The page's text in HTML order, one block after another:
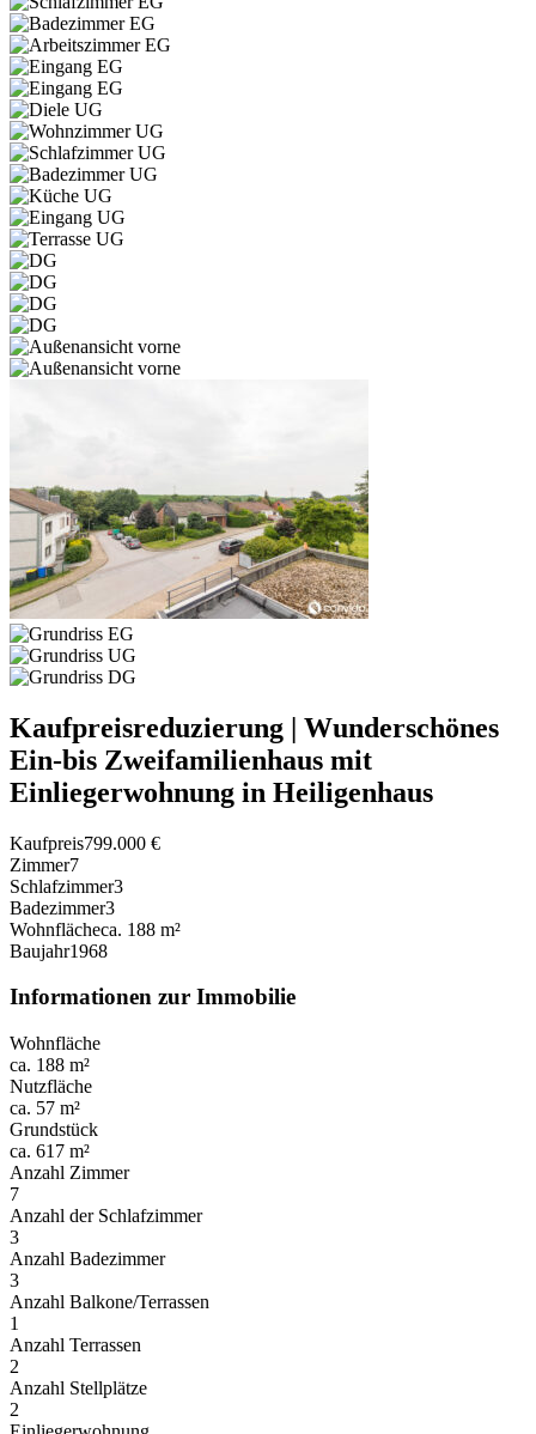
Kaufpreisreduzierung | Wunderschönes
Ein-bis Zweifamilienhaus mit
Einliegerwohnung in Heiligenhaus
Kaufpreis799.000 €
Zimmer7
Schlafzimmer3
Badezimmer3
Wohnflächeca. 188 m²
Baujahr1968
Informationen zur Immobilie
Wohnfläche
ca. 188 m²
Nutzfläche
ca. 57 m²
Grundstück
ca. 617 m²
Anzahl Zimmer
7
Anzahl der Schlafzimmer
3
Anzahl Badezimmer
3
Anzahl Balkone/Terrassen
1
Anzahl Terrassen
2
Anzahl Stellplätze
2